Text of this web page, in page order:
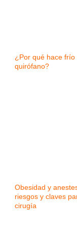
¿Por qué hace frío
quirófano?
Obesidad y
riesgos y claves
cirugía